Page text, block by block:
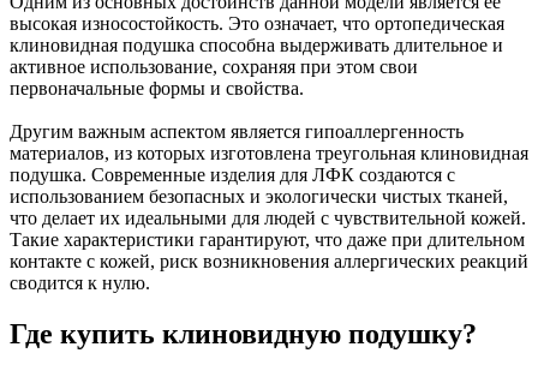
высокая износостойкость. Это означает, что ортопедическая
клиновидная подушка способна выдерживать длительное и
активное использование, сохраняя при этом свои
первоначальные формы и свойства.
Другим важным аспектом является гипоаллергенность
материалов, из которых изготовлена треугольная клиновидная
подушка. Современные изделия для ЛФК создаются с
использованием безопасных и экологически чистых тканей,
что делает их идеальными для людей с чувствительной кожей.
Такие характеристики гарантируют, что даже при длительном
контакте с кожей, риск возникновения аллергических реакций
сводится к нулю.
Где купить клиновидную подушку?